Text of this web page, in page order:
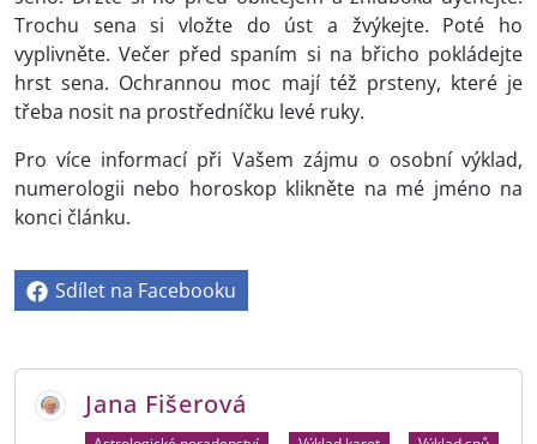
Trochu sena si vložte do úst a žvýkejte. Poté ho
vyplivněte. Večer před spaním si na břicho pokládejte
hrst sena. Ochrannou moc mají též prsteny, které je
třeba nosit na prostředníčku levé ruky.
Pro více informací při Vašem zájmu o osobní výklad,
numerologii nebo horoskop klikněte na mé jméno na
konci článku.
Sdílet na Facebooku
Jana Fišerová